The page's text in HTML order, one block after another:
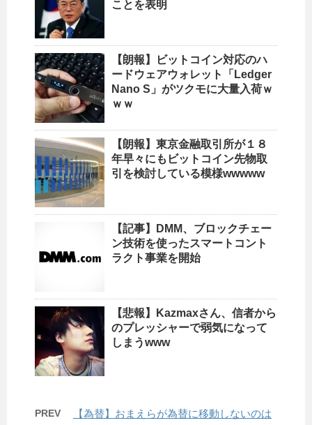
ことを表明
【朗報】ビットコイン対応のハ
ードウェアウォレット「Ledger
Nano S」がツクモに大量入荷ｗ
ｗｗ
【朗報】東京金融取引所が１８
年早々にもビットコイン先物取
引を検討している模様wwwww
【記事】DMM、ブロックチェー
ン技術を使ったスマートコント
ラクト事業を開始
【悲報】Kazmaxさん、信者から
のプレッシャーで弱気になって
しまうwww
PREV
【為替】おまえらが為替に移動しないのは